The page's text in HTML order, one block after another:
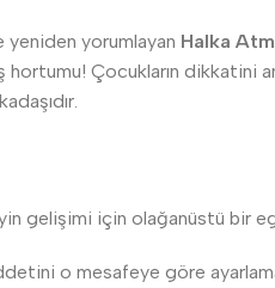
yeniden yorumlayan Halka
Çocukların dikkatini
gelişimi için olağanüstü bir
o mesafeye göre